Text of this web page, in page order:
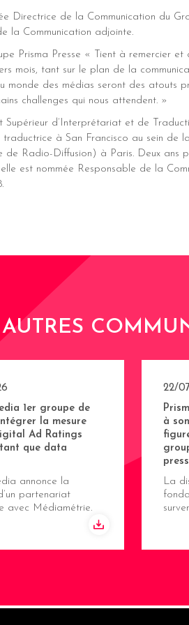
Directrice de la Communication du
la Communication adjointe.
Prisma Presse « Tient à remercier
mois, tant sur le plan de la
monde des médias seront des atouts
challenges qui nous attendent. »
Supérieur d’Interprétariat et de
traductrice à San Francisco au sein de
de Radio-Diffusion) à Paris. Deux ans
est nommée Responsable de la
AUTRES
1er groupe de
la mesure
Ad Ratings
que data
annonce la
partenariat
avec Médiamétrie.
22/
à
La